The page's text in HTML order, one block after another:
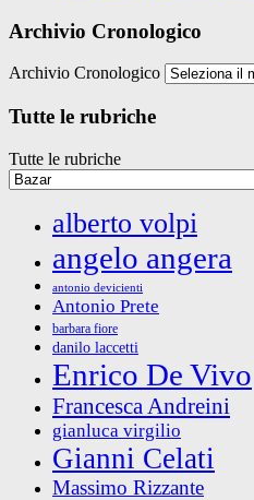
Archivio Cronologico
Archivio Cronologico
Tutte le rubriche
Tutte le rubriche
alberto volpi
angelo angera
antonio devicienti
Antonio Prete
barbara fiore
danilo laccetti
Enrico De Vivo
Francesca Andreini
gianluca virgilio
Gianni Celati
Massimo Rizzante